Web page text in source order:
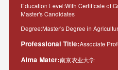
Education Level:With Certificate of
Master's Candidates
Degree:Master's Degree in
Professional Title:Associate
Alma Mater:南京农业大学